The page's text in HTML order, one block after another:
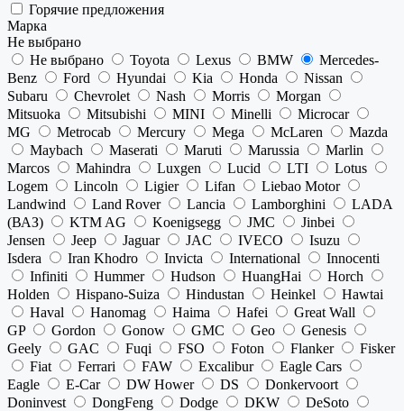
Горячие предложения
Марка
Не выбрано
Не выбрано
Toyota Lexus BMW
Mercedes-
Benz
Ford Hyundai Kia Honda
Nissan
Subaru
Chevrolet Nash Morris
Morgan
Mitsuoka
Mitsubishi MINI Minelli
Microcar
MG
Metrocab Mercury Mega McLaren
Mazda
Maybach
Maserati Maruti Marussia
Marlin
Marcos
Mahindra Luxgen Lucid LTI
Lotus
Logem
Lincoln Ligier Lifan
Liebao Motor
Landwind
Land Rover Lancia Lamborghini
LADA
(ВАЗ)
KTM AG Koenigsegg JMC
Jinbei
Jensen
Jeep Jaguar JAC IVECO
Isuzu
Isdera
Iran Khodro Invicta International
Innocenti
Infiniti
Hummer Hudson HuangHai
Horch
Holden
Hispano-Suiza Hindustan Heinkel
Hawtai
Haval
Hanomag Haima Hafei
Great Wall
GP
Gordon Gonow GMC Geo
Genesis
Geely
GAC Fuqi FSO Foton Flanker
Fisker
Fiat
Ferrari FAW Excalibur
Eagle Cars
Eagle
E-Car DW Hower DS
Donkervoort
Doninvest
DongFeng Dodge DKW
DeSoto